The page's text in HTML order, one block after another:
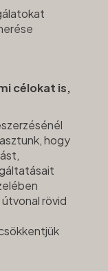
célokat is,
hogy
rövid